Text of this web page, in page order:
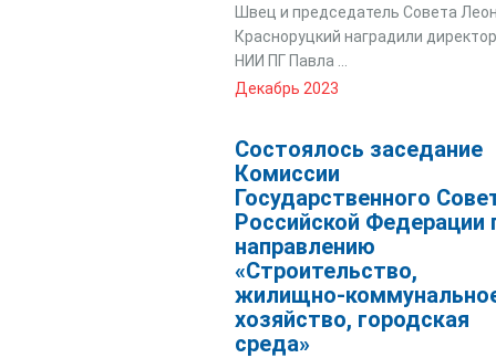
Швец и председатель Совета
Красноруцкий наградили
НИИ ПГ Павла ...
Декабрь 2023
Состоялось заседание
Комиссии
Государственного
Российской Федерации
направлению
«Строительство,
жилищно-
хозяйство, городская
среда»